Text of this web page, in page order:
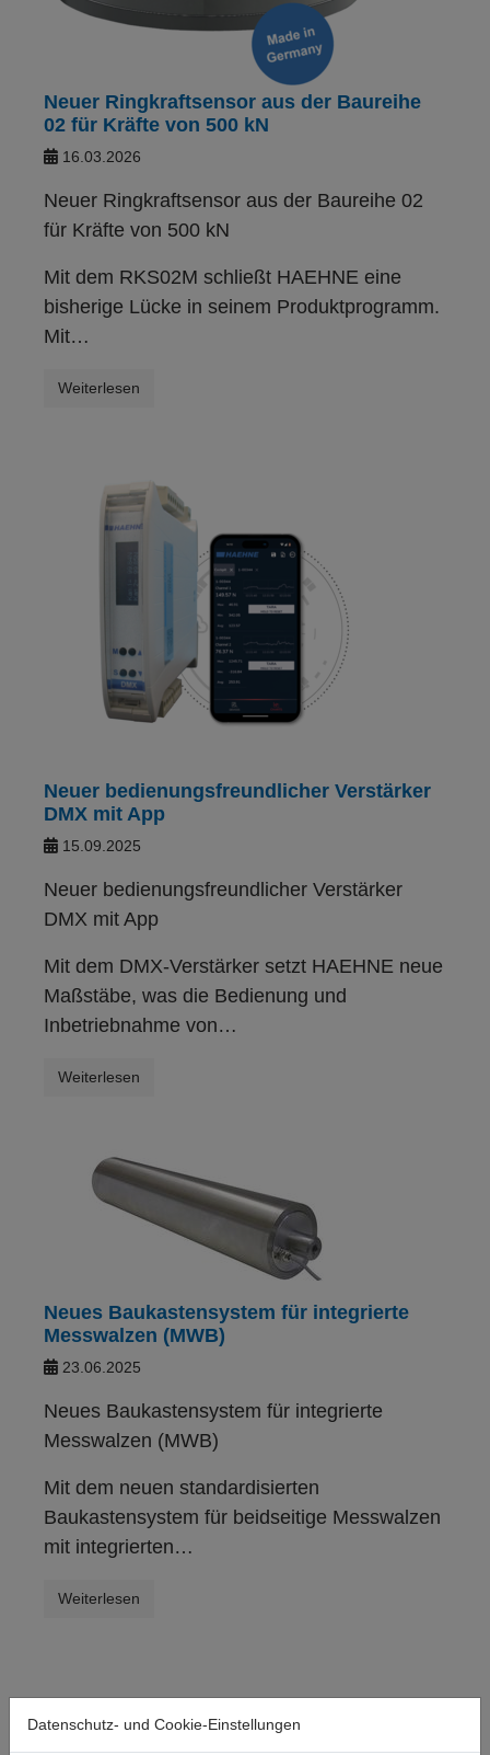
Neuer Ringkraftsensor aus der Baureihe
02 für Kräfte von 500 kN
16.03.2026
Neuer Ringkraftsensor aus der Baureihe 02
für Kräfte von 500 kN
Mit dem RKS02M schließt HAEHNE eine
bisherige Lücke in seinem Produktprogramm.
Mit…
Weiterlesen
Neuer bedienungsfreundlicher Verstärker
DMX mit App
15.09.2025
Neuer bedienungsfreundlicher Verstärker
DMX mit App
Mit dem DMX-Verstärker setzt HAEHNE neue
Maßstäbe, was die Bedienung und
Inbetriebnahme von…
Weiterlesen
Neues Baukastensystem für integrierte
Messwalzen (MWB)
23.06.2025
Neues Baukastensystem für integrierte
Messwalzen (MWB)
Mit dem neuen standardisierten
Baukastensystem für beidseitige Messwalzen
mit integrierten…
Weiterlesen
Datenschutz- und Cookie-Einstellungen